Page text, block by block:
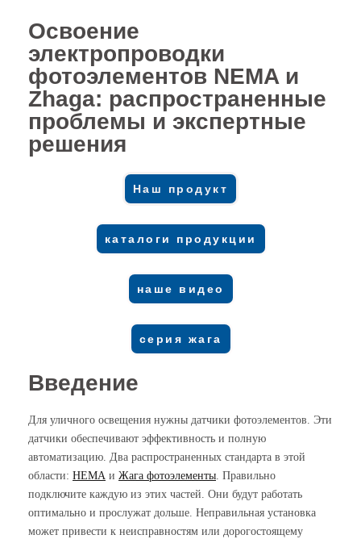
Освоение
электропроводки
фотоэлементов NEMA и
Zhaga: распространенные
проблемы и экспертные
решения
Наш продукт
каталоги продукции
наше видео
серия жага
Введение
Для уличного освещения нужны датчики фотоэлементов. Эти
датчики обеспечивают эффективность и полную
автоматизацию. Два распространенных стандарта в этой
области: НЕМА и Жага фотоэлементы. Правильно
подключите каждую из этих частей. Они будут работать
оптимально и прослужат дольше. Неправильная установка
может привести к неисправностям или дорогостоящему